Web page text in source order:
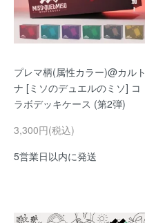
プレマ柄(属性カラー)@カルト
ナ [ミソのデュエルのミソ] コ
ラボデッキケース (第2弾)
3,300円(税込)
5営業日以内に発送